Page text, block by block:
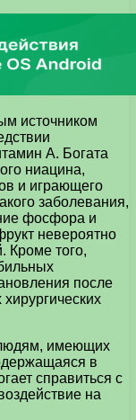
источником
A. Богата
ниацина,
и играющего
заболевания,
фосфора и
невероятно
Кроме того,
после
людям, имеющих
в
справиться с
на